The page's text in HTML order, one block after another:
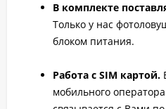
В комплекте
Только у нас
блоком питания.
Работа с SIM картой.
мобильного